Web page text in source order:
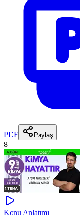
PDF Paylaş
8
Konu Anlatımı